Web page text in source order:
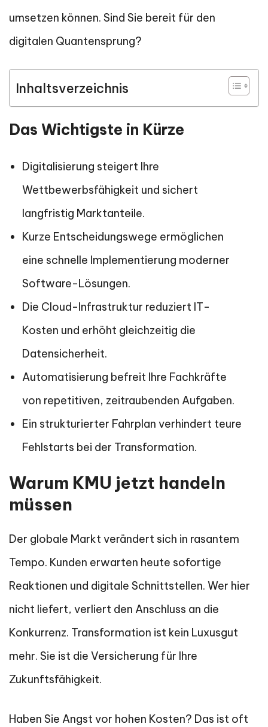
umsetzen können. Sind Sie bereit für den
digitalen Quantensprung?
Inhaltsverzeichnis
Das Wichtigste in Kürze
Digitalisierung steigert Ihre
Wettbewerbsfähigkeit und sichert
langfristig Marktanteile.
Kurze Entscheidungswege ermöglichen
eine schnelle Implementierung moderner
Software-Lösungen.
Die Cloud-Infrastruktur reduziert IT-
Kosten und erhöht gleichzeitig die
Datensicherheit.
Automatisierung befreit Ihre Fachkräfte
von repetitiven, zeitraubenden Aufgaben.
Ein strukturierter Fahrplan verhindert teure
Fehlstarts bei der Transformation.
Warum KMU jetzt handeln
müssen
Der globale Markt verändert sich in rasantem
Tempo. Kunden erwarten heute sofortige
Reaktionen und digitale Schnittstellen. Wer hier
nicht liefert, verliert den Anschluss an die
Konkurrenz. Transformation ist kein Luxusgut
mehr. Sie ist die Versicherung für Ihre
Zukunftsfähigkeit.
Haben Sie Angst vor hohen Kosten? Das ist oft